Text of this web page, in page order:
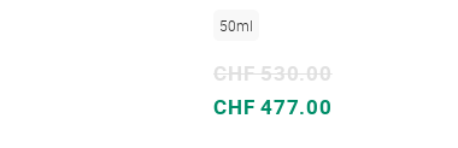
50ml
Sonderpreis
CHF 477.00
CHF 530.00